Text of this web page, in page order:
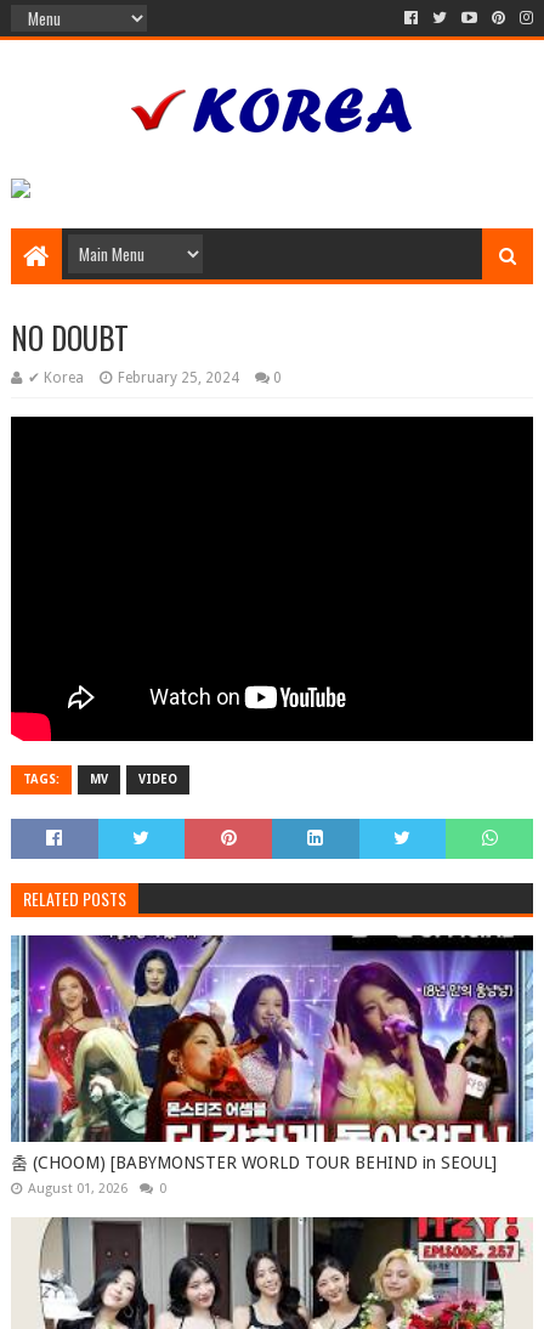
NO DOUBT
✔ Korea February 25, 2024 0
TAGS: MV VIDEO
RELATED POSTS
춤 (CHOOM) [BABYMONSTER WORLD TOUR BEHIND in SEOUL]
August 01, 2026 0